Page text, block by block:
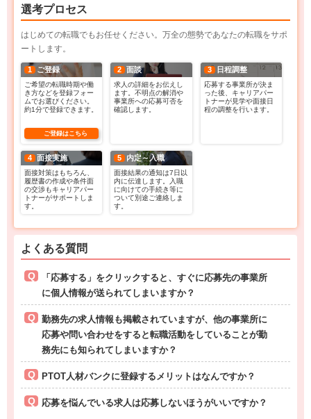
選考プロセス
はじめての転職でもお任せください。万全の態勢であなたの転職をサポ
ートします。
1 ご登録
ご希望の転職時期や働
き方などを登録フォー
ムでお選びください。
約1分で登録できます。
ご登録はこちら
2 面談
求人の詳細をお伝えし
ます。不明点の解消や
事業所への応募可否を
確認します。
3 日程調整
応募する事業所が決ま
った後、キャリアパー
トナーが見学や面接日
程の調整を行います。
4 面接実施
面接対策はもちろん、
履歴書の作成や条件面
の交渉もキャリアパー
トナーがサポートしま
す。
5 内定～入職
面接結果の通知は7日以
内に伝達します。入職
に向けての手続き等に
ついて別途ご連絡しま
す。
よくある質問
「応募する」をクリックすると、すぐに応募先の事業所
に個人情報が送られてしまいますか？
勤務先の求人情報も掲載されていますが、他の事業所に
応募や問い合わせをすると転職活動をしていることが勤
務先にも知られてしまいますか？
PTOT人材バンクに登録するメリットはなんですか？
応募を悩んでいる求人は応募しないほうがいいですか？